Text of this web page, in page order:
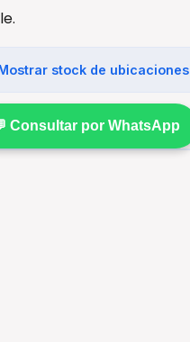
stock de ubicaciones
Consultar por WhatsApp